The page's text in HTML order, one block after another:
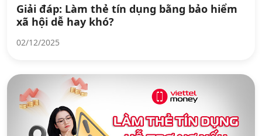
Giải đáp: Làm thẻ tín dụng bằng bảo hiểm
xã hội dễ hay khó?
02/12/2025